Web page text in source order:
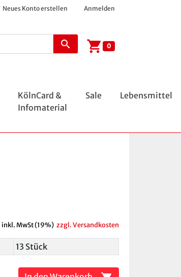
Neues Konto erstellen Anmelden
search shopping_cart 0
KölnCard &
Infomaterial
Sale Lebensmittel
inkl. MwSt (19%) zzgl. Versandkosten
13 Stück